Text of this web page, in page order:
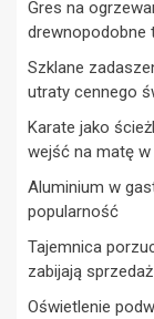
Gres na
drewnopodobne
Szklane
utraty cennego
Karate jako
wejść na matę w
Aluminium w
popularność
Tajemnica
zabijają
Oświetlenie